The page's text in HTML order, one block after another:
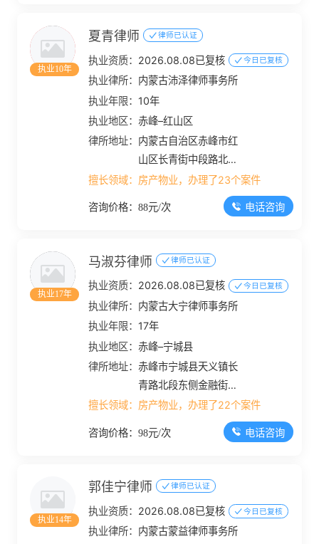
执业10年
夏青律师 律师已认证
执业资质： 2026.08.08已复核 今日已复核
执业律所： 内蒙古沛泽律师事务所
执业年限： 10年
执业地区：赤峰–红山区
律所地址： 内蒙古自治区赤峰市红
山区长青街中段路北长
青五金写字楼三楼
擅长领域： 房产物业，办理了23个案件
咨询价格：88元/次 电话咨询
执业17年
马淑芬律师 律师已认证
执业资质： 2026.08.08已复核 今日已复核
执业律所： 内蒙古大宁律师事务所
执业年限： 17年
执业地区：赤峰–宁城县
律所地址：赤峰市宁城县天义镇长
青路北段东侧金融街北
（腾远商业综合楼）
501、1#-1-502、
504、1#-1-505、
1#-1-506、1#-1-
507、1#-1-508、
1#-1-509、1#-1-
擅长领域： 房产物业，办理了22个案件
咨询价格：98元/次 电话咨询
执业14年
郭佳宁律师 律师已认证
执业资质： 2026.08.08已复核 今日已复核
执业律所： 内蒙古蒙益律师事务所